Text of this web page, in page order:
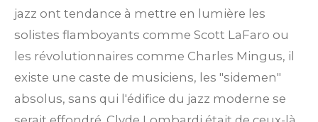
jazz ont tendance à mettre en lumière les
solistes flamboyants comme Scott LaFaro ou
les révolutionnaires comme Charles Mingus, il
existe une caste de musiciens, les "sidemen"
absolus, sans qui l'édifice du jazz moderne se